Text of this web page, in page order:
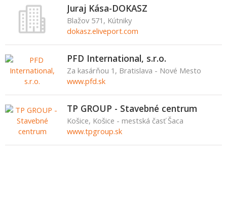
Juraj Kása-DOKASZ
Blažov 571, Kútniky
dokasz.eliveport.com
PFD International, s.r.o.
Za kasárňou 1, Bratislava - Nové Mesto
www.pfd.sk
TP GROUP - Stavebné centrum
Košice, Košice - mestská časť Šaca
www.tpgroup.sk